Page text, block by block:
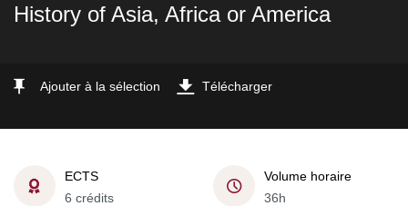
History of Asia, Africa or America
Ajouter à la sélection Télécharger
ECTS
6 crédits
Volume horaire
36h